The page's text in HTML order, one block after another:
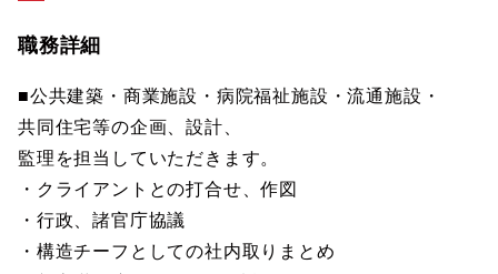
職務詳細
■公共建築・商業施設・病院福祉施設・流通施設・
共同住宅等の企画、設計、
監理を担当していただきます。
・クライアントとの打合せ、作図
・行政、諸官庁協議
・構造チーフとしての社内取りまとめ